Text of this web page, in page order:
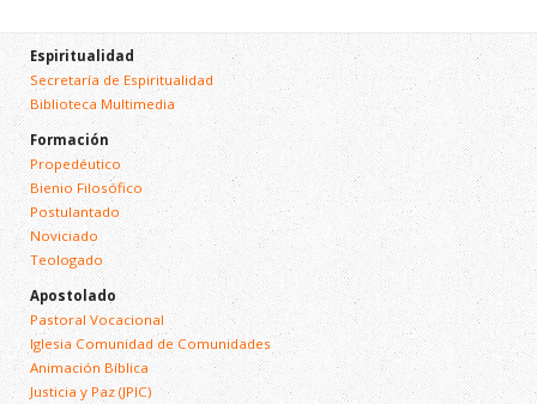
Espiritualidad
Secretaría de Espiritualidad
Biblioteca Multimedia
Formación
Propedéutico
Bienio Filosófico
Postulantado
Noviciado
Teologado
Apostolado
Pastoral Vocacional
Iglesia Comunidad de Comunidades
Animación Bíblica
Justicia y Paz (JPIC)